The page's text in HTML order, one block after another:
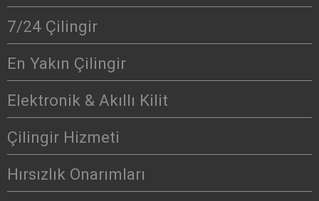
7/24 Çilingir
En Yakın Çilingir
Elektronik & Akıllı Kilit
Çilingir Hizmeti
Hırsızlık Onarımları